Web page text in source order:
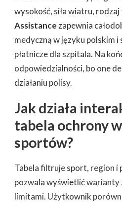
wysokość, siła wiatru,
Assistancezapewnia
medyczną w języku polskim
płatnicze dla szpitala. Na
odpowiedzialności, bo one
działaniu polisy.
Jak działa
tabela ochrony
sportów?
Tabela filtruje sport, region i
pozwala wyświetlić warianty
limitami. Użytkownik